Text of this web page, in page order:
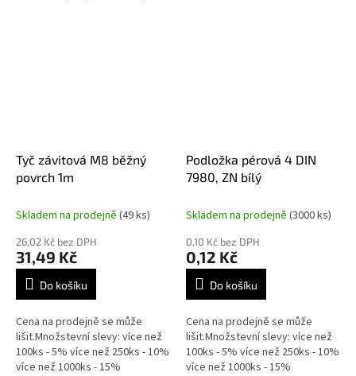
Tyč závitová M8 běžný
povrch 1m
Skladem na prodejně (49 ks)
26,02 Kč bez DPH
31,49 Kč
Do košíku
Cena na prodejně se může
lišit.Množstevní slevy: více než
100ks - 5% více než 250ks - 10%
více než 1000ks - 15%
Podložka pérová 4 DIN
7980, ZN bílý
Skladem na prodejně (3000 ks)
0,10 Kč bez DPH
0,12 Kč
Do košíku
Cena na prodejně se může
lišit.Množstevní slevy: více než
100ks - 5% více než 250ks - 10%
více než 1000ks - 15%